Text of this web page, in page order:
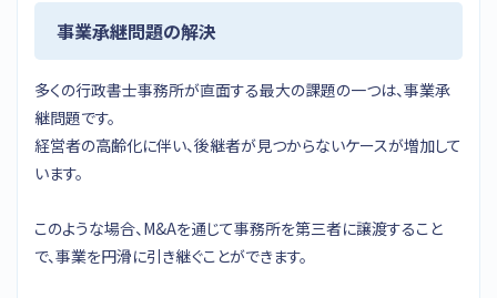
事業承継問題の解決
多くの行政書士事務所が直面する最大の課題の一つは、事業承
継問題です。
経営者の高齢化に伴い、後継者が見つからないケースが増加して
います。
このような場合、M&Aを通じて事務所を第三者に譲渡すること
で、事業を円滑に引き継ぐことができます。